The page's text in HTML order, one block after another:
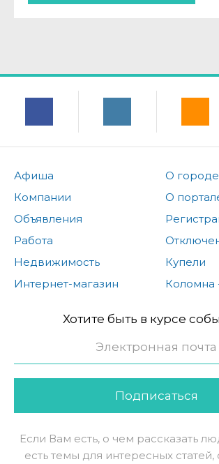
Афиша
Компании
Объявления
Работа
Недвижимость
Интернет-магазин
О городе
О
Купели
Коломна
Хотите быть в курсе
Подписаться
Если Вам есть, о чем рассказать
есть темы для интересных статей,